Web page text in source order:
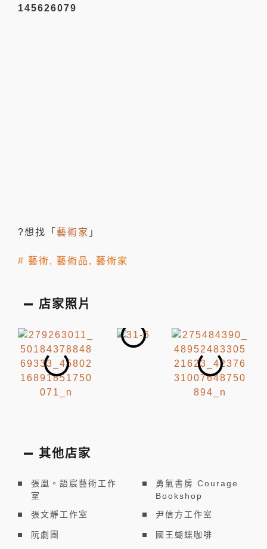
145626079
?想找「藝術家 」
# 藝術,藝術品 ,藝術家
店家照片
其他店家
張凰。語宸藝術工作
室
勇氣書房 Courage
Bookshop
張文靜工作室
尹信方工作室
阮劇團 國王蝴蝶咖啡